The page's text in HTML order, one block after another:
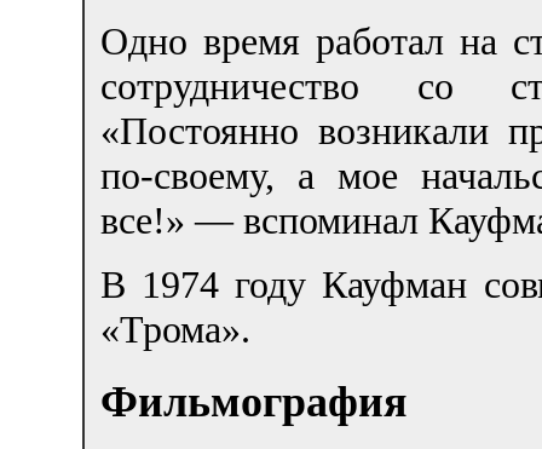
Одно время работал на
сотрудничество со
«Постоянно возникали
по-своему, а мое
все!» — вспоминал
В 1974 году Кауфман
«Трома».
Фильмография